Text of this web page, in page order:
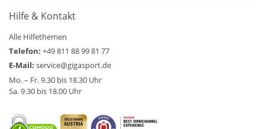
Hilfe & Kontakt
Alle Hilfethemen
Telefon: +49 811 88 99 81 77
E-Mail: service@gigasport.de
Mo. – Fr. 9.30 bis 18.30 Uhr
Sa. 9.30 bis 18.00 Uhr